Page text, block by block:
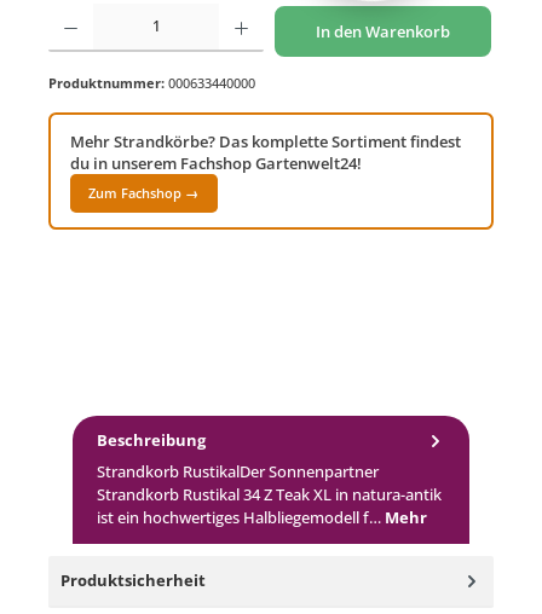
Produkt Anzahl: Gib den gewünschten Wert ein oder benutze die Schaltflächen um
In den Warenkorb
Produktnummer: 000633440000
Mehr Strandkörbe? Das komplette Sortiment findest
du in unserem Fachshop Gartenwelt24!
Zum Fachshop →
Beschreibung
Strandkorb RustikalDer Sonnenpartner
Strandkorb Rustikal 34 Z Teak XL in natura-antik
ist ein hochwertiges Halbliegemodell f… Mehr
Produktsicherheit